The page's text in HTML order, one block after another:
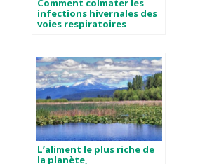
Comment colmater les
infections hivernales des
voies respiratoires
L’aliment le plus riche de
la planète,